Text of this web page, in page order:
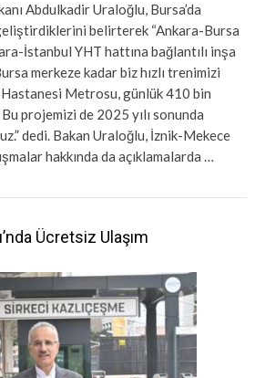
Abdulkadir Uraloğlu, Bursa’da
belirterek “Ankara-Bursa
İstanbul YHT hattına bağlantılı inşa
merkeze kadar biz hızlı trenimizi
Metrosu, günlük 410 bin
projemizi de 2025 yılı sonunda
dedi. Bakan Uraloğlu, İznik-Mekece
hakkında da açıklamalarda …
Ücretsiz Ulaşım